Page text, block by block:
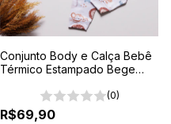
Conjunto Body e Calça Bebê
Térmico Estampado Bege
(0)
R$69,90